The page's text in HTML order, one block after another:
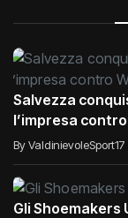
Salvezza
l’impresa
By ValdinievoleSport
Gli Shoemakers